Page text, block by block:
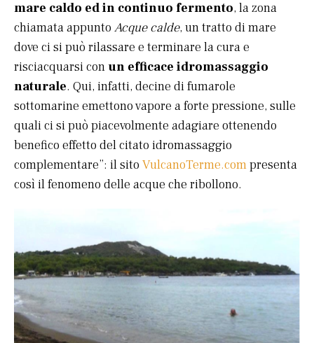
mare caldo ed in continuo fermento, la zona
chiamata appunto Acque calde, un tratto di mare
dove ci si può rilassare e terminare la cura e
risciacquarsi con un efficace idromassaggio
naturale. Qui, infatti, decine di fumarole
sottomarine emettono vapore a forte pressione, sulle
quali ci si può piacevolmente adagiare ottenendo
benefico effetto del citato idromassaggio
complementare”: il sito VulcanoTerme.compresenta
così il fenomeno delle acque che ribollono.